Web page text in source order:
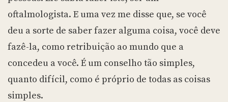
oftalmologista. E uma vez me disse que, se você
deu a sorte de saber fazer alguma coisa, você deve
fazê-la, como retribuição ao mundo que a
concedeu a você. É um conselho tão simples,
quanto difícil, como é próprio de todas as coisas
simples.